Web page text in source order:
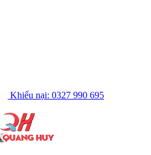
Khiếu nại: 0327 990 695